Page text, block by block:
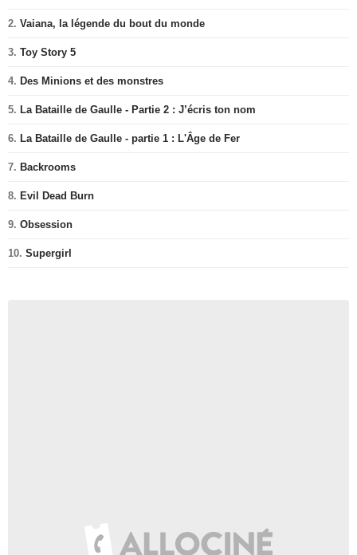
2. Vaiana, la légende du bout du monde
3. Toy Story 5
4. Des Minions et des monstres
5. La Bataille de Gaulle - Partie 2 : J’écris ton nom
6. La Bataille de Gaulle - partie 1 : L'Âge de Fer
7. Backrooms
8. Evil Dead Burn
9. Obsession
10. Supergirl